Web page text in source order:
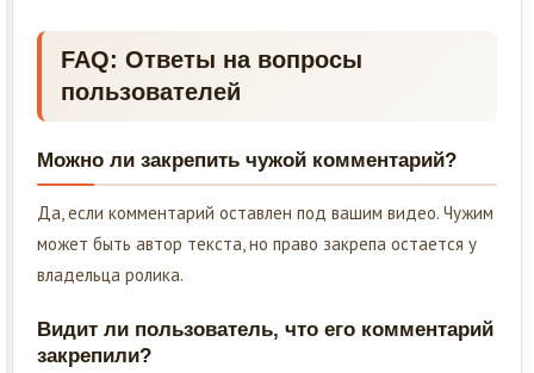
FAQ: Ответы на вопросы
пользователей
Можно ли закрепить чужой комментарий?
Да, если комментарий оставлен под вашим видео. Чужим
может быть автор текста, но право закрепа остается у
владельца ролика.
Видит ли пользователь, что его комментарий
закрепили?